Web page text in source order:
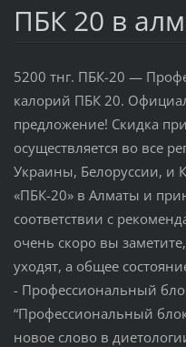
ПБК 20 в
5200 тнг. ПБК-20 —
калорий ПБК 20.
предложение! Скидка
осуществляется во все
Украины, Белоруссии, и
«ПБК-20» в Алматы и
соответствии с
очень скоро вы
уходят, а общее
- Профессиональный
“Профессиональный
новое слово в